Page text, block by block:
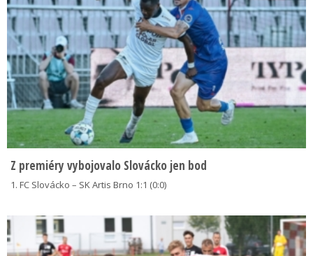
Z premiéry vybojovalo Slovácko jen bod
1. FC Slovácko – SK Artis Brno 1:1 (0:0)